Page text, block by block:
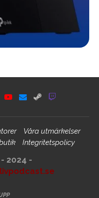
Våra utmärkelser
Integritetspolicy
2024 -